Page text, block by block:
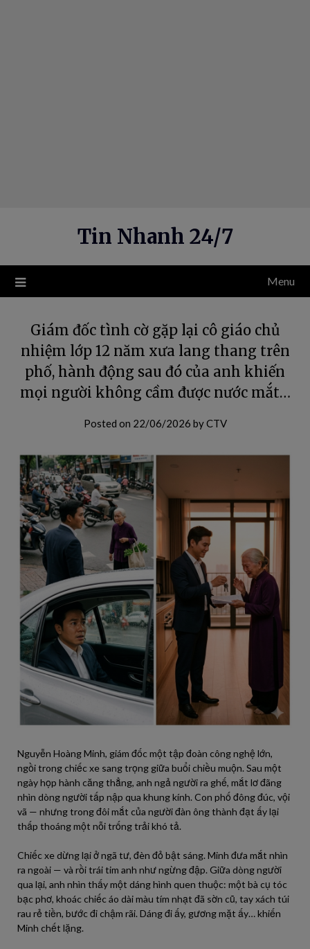
Tin Nhanh 24/7
Menu
Giám đốc tình cờ gặp lại cô giáo chủ
nhiệm lớp 12 năm xưa lang thang trên
phố, hành động sau đó của anh khiến
mọi người không cầm được nước mắt…
Posted on 22/06/2026 byCTV
Nguyễn Hoàng Minh, giám đốc một tập đoàn công nghệ lớn,
ngồi trong chiếc xe sang trọng giữa buổi chiều muộn. Sau một
ngày họp hành căng thẳng, anh ngả người ra ghế, mắt lơ đãng
nhìn dòng người tấp nập qua khung kính. Con phố đông đúc, vội
vã — nhưng trong đôi mắt của người đàn ông thành đạt ấy lại
thấp thoáng một nỗi trống trải khó tả.
Chiếc xe dừng lại ở ngã tư, đèn đỏ bật sáng. Minh đưa mắt nhìn
ra ngoài — và rồi trái tim anh như ngừng đập. Giữa dòng người
qua lại, anh nhìn thấy một dáng hình quen thuộc: một bà cụ tóc
bạc phơ, khoác chiếc áo dài màu tím nhạt đã sờn cũ, tay xách túi
rau rẻ tiền, bước đi chậm rãi. Dáng đi ấy, gương mặt ấy… khiến
Minh chết lặng.